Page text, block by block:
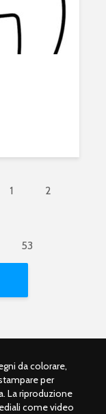
1 2
53
da colorare,
per
La riproduzione
come video